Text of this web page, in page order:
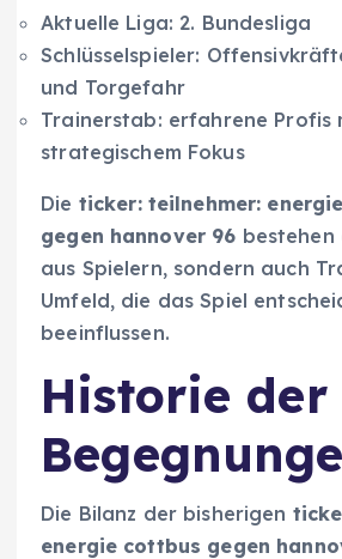
Aktuelle Liga: 2. Bundesliga
Schlüsselspieler:
und Torgefahr
Trainerstab: erfahrene Profis
strategischem Fokus
Die ticker: teilnehmer:
gegen hannover 96
aus Spielern, sondern auch
Umfeld, die das Spiel
beeinflussen.
Historie der
Die Bilanz der bisherigen
energie cottbus gegen